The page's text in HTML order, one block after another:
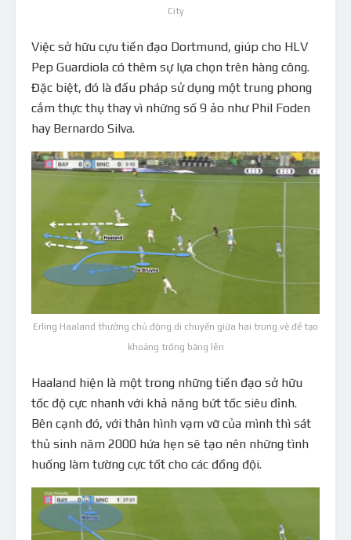
City
Việc sở hữu cựu tiền đạo Dortmund, giúp cho HLV
Pep Guardiola có thêm sự lựa chọn trên hàng công.
Đặc biệt, đó là đấu pháp sử dụng một trung phong
cắm thực thụ thay vì những số 9 ảo như Phil Foden
hay Bernardo Silva.
Erling Haaland thưởng chủ động di chuyển giữa hai trung vệ để tạo
khoảng trống băng lên
Haaland hiện là một trong những tiền đạo sở hữu
tốc độ cực nhanh với khả năng bứt tốc siêu đỉnh.
Bên cạnh đó, với thân hình vạm vỡ của mình thì sát
thủ sinh năm 2000 hứa hẹn sẽ tạo nên những tình
huống làm tường cực tốt cho các đồng đội.